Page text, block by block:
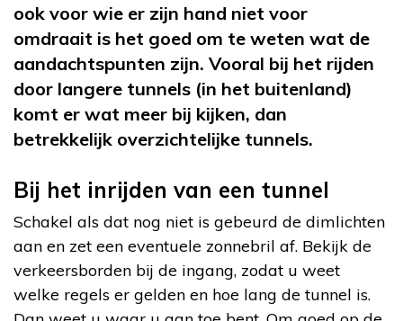
ook voor wie er zijn hand niet voor
omdraait is het goed om te weten wat de
aandachtspunten zijn. Vooral bij het rijden
door langere tunnels (in het buitenland)
komt er wat meer bij kijken, dan
betrekkelijk overzichtelijke tunnels.
Bij het inrijden van een tunnel
Schakel als dat nog niet is gebeurd de dimlichten
aan en zet een eventuele zonnebril af. Bekijk de
verkeersborden bij de ingang, zodat u weet
welke regels er gelden en hoe lang de tunnel is.